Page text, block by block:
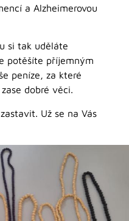
a Alzheimerovou
si tak uděláte
potěšíte příjemným
peníze, za které
dobré věci.
Už se na Vás